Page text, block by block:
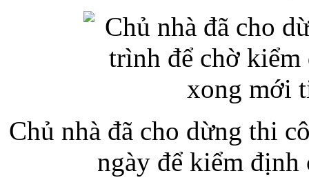
Chủ nhà đã cho dừng thi
ngày để kiểm